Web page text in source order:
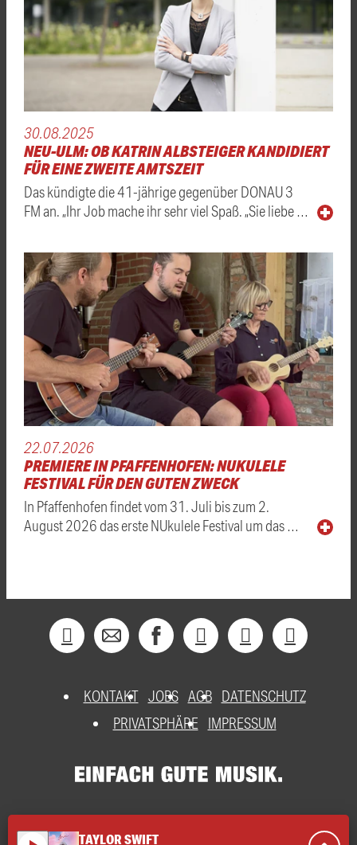
30.08.2025
NEU-ULM: OB KATRIN ALBSTEIGER KANDIDIERT
FÜR EINE ZWEITE AMTSZEIT
Das kündigte die 41-jährige gegenüber DONAU 3
FM an. „Ihr Job mache ihr sehr viel Spaß. „Sie liebe …
22.07.2026
PREMIERE IN PFAFFENHOFEN: NUKULELE
FESTIVAL FÜR DEN GUTEN ZWECK
In Pfaffenhofen findet vom 31. Juli bis zum 2.
August 2026 das erste NUkulele Festival um das …
KONTAKT JOBS AGB DATENSCHUTZ
PRIVATSPHÄRE
IMPRESSUM
TAYLOR SWIFT